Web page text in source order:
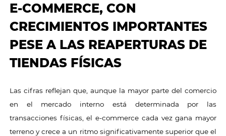
E-COMMERCE, CON
CRECIMIENTOS IMPORTANTES
PESE A LAS REAPERTURAS DE
TIENDAS FÍSICAS
Las cifras reflejan que, aunque la mayor parte del comercio
en el mercado interno está determinada por las
transacciones físicas, el e-commerce cada vez gana mayor
terreno y crece a un ritmo significativamente superior que el